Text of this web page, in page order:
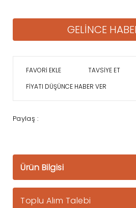
GELİNCE
TAVSİYE ET
FİYATI DÜŞÜNCE HABER VER
Paylaş :
Ürün Bilgisi
Toplu Alım Talebi